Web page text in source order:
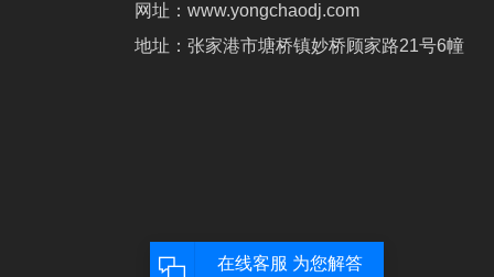
网址：www.yongchaodj.com
地址：张家港市塘桥镇妙桥顾家路21号6幢